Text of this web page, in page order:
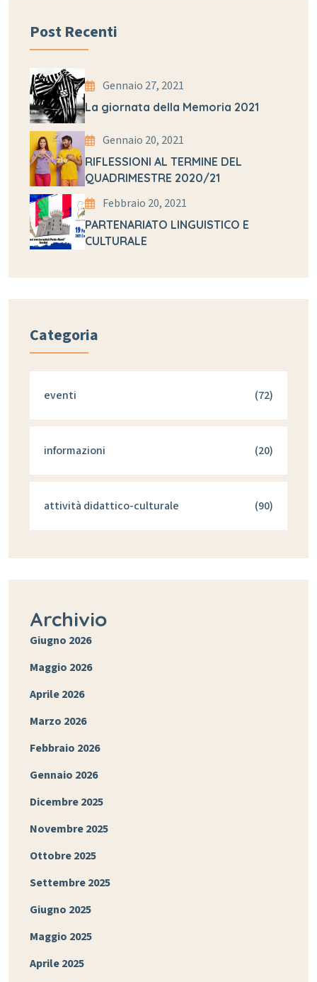
Post Recenti
Gennaio 27, 2021
La giornata della Memoria 2021
Gennaio 20, 2021
RIFLESSIONI AL TERMINE DEL
QUADRIMESTRE 2020/21
Febbraio 20, 2021
PARTENARIATO LINGUISTICO E
CULTURALE
Categoria
eventi (72)
informazioni (20)
attività didattico-culturale (90)
Archivio
Giugno 2026
Maggio 2026
Aprile 2026
Marzo 2026
Febbraio 2026
Gennaio 2026
Dicembre 2025
Novembre 2025
Ottobre 2025
Settembre 2025
Giugno 2025
Maggio 2025
Aprile 2025